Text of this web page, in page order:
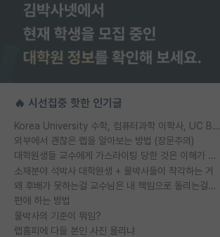
🔥 시선집중 핫한 인기글
Korea University 수학, 컴퓨터과학 이학사, UC Berkeley 산업공학 대학원 공학박사가 되는 것은 쉽지 않겠죠?
외부에서 괜찮은 랩을 알아보는 방법 (장문주의)
대학원생들 교수에게 가스라이팅 당한 것은 이해가 갑니다. 안타깝네요.
소재분야 석박사 대학원생 + 물박사들이 착각하는 거
왜 후배가 못하는걸 교수님은 내 책임으로 돌리는걸까요?
편애 하는 방법
물박사의 기준이 뭐임?
랩홈피에 다들 본인 사진 올리냐